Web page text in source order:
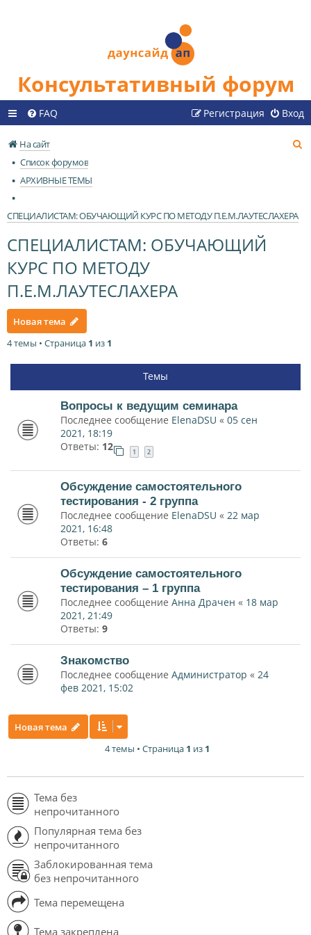
Консультативный форум
FAQ Вход
Регистрация
На сайт
Список форумов
АРХИВНЫЕ ТЕМЫ
СПЕЦИАЛИСТАМ: ОБУЧАЮЩИЙ КУРС ПО МЕТОДУ П.Е.М.ЛАУТЕСЛАХЕРА
СПЕЦИАЛИСТАМ: ОБУЧАЮЩИЙ
КУРС ПО МЕТОДУ
П.Е.М.ЛАУТЕСЛАХЕРА
Новая тема
4 темы • Страница 1 из 1
Темы
Вопросы к ведущим семинара
Последнее сообщение ElenaDSU « 05 сен
2021, 18:19
Ответы: 12 1 2
Обсуждение самостоятельного
тестирования - 2 группа
Последнее сообщение ElenaDSU « 22 мар
2021, 16:48
Ответы: 6
Обсуждение самостоятельного
тестирования – 1 группа
Последнее сообщение Анна Драчен « 18 мар
2021, 21:49
Ответы: 9
Знакомство
Последнее сообщение Администратор « 24
фев 2021, 15:02
Новая тема
4 темы • Страница 1 из 1
Тема без
непрочитанного
Популярная тема без
непрочитанного
Заблокированная тема
без непрочитанного
Тема перемещена
Тема закреплена